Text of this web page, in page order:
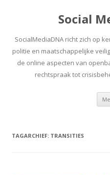
Social
SocialMediaDNA richt zich op
politie en maatschappelijke
de online aspecten van
rechtspraak tot
TAGARCHIEF: TRANSITIES